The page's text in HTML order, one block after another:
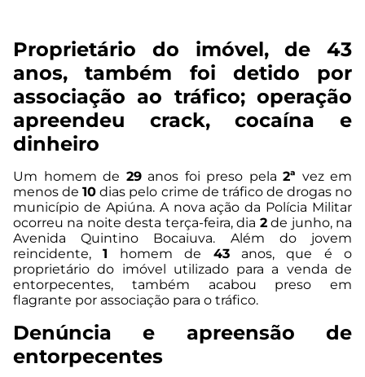
Proprietário do imóvel, de 43
anos, também foi detido por
associação ao tráfico; operação
apreendeu crack, cocaína e
dinheiro
Um homem de 29anos foi preso pela 2ª vez em
menos de10 dias pelo crime de tráfico de drogas no
município de Apiúna. A nova ação da Polícia Militar
ocorreu na noite desta terça-feira, dia 2de junho, na
Avenida Quintino Bocaiuva. Além do jovem
reincidente,1 homem de 43anos, que é o
proprietário do imóvel utilizado para a venda de
entorpecentes, também acabou preso em
flagrante por associação para o tráfico.
Denúncia e apreensão de
entorpecentes